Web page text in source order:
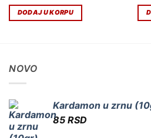
DODAJ U KORPU
NOVO
Kardamon u zrnu
85 RSD